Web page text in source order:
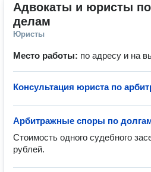
Адвокаты и юристы
делам
Юристы
Место работы: по адресу и на
Консультация юриста по
Арбитражные споры по
Стоимость одного судебного